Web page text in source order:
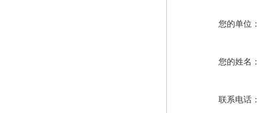
您的单位：
您的姓名：
联系电话：